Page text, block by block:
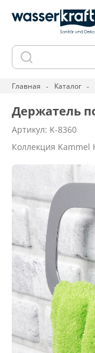
Главная Каталог
Держатель
Артикул: K-8360
Коллекция Kammel